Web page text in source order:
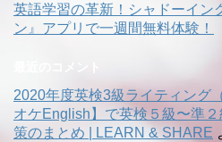
英語学習の革新！シャドーイン
ン』アプリで一週間無料体験！
2020年度英検3級ライティング
オケEnglish】で英検５級〜準
策のまとめ | LEARN & SHARE